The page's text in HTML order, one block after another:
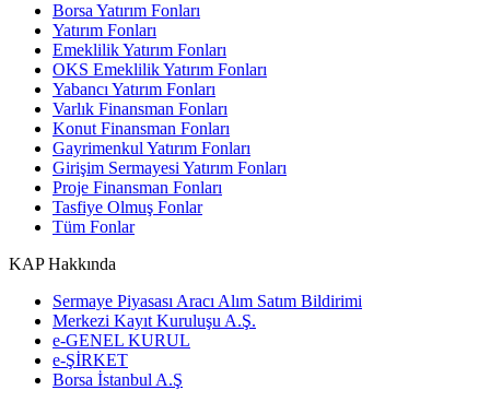
Borsa Yatırım Fonları
Yatırım Fonları
Emeklilik Yatırım Fonları
OKS Emeklilik Yatırım Fonları
Yabancı Yatırım Fonları
Varlık Finansman Fonları
Konut Finansman Fonları
Gayrimenkul Yatırım Fonları
Girişim Sermayesi Yatırım Fonları
Proje Finansman Fonları
Tasfiye Olmuş Fonlar
Tüm Fonlar
KAP Hakkında
Sermaye Piyasası Aracı Alım Satım Bildirimi
Merkezi Kayıt Kuruluşu A.Ş.
e-GENEL KURUL
e-ŞİRKET
Borsa İstanbul A.Ş